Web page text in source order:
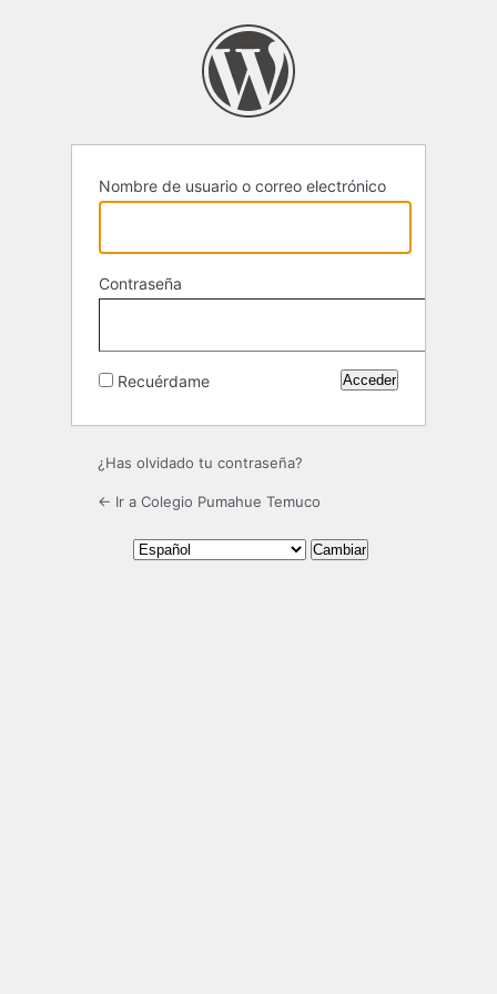
Nombre de usuario o correo electrónico
Contraseña
Recuérdame
¿Has olvidado tu contraseña?
← Ir a Colegio Pumahue Temuco
Idioma